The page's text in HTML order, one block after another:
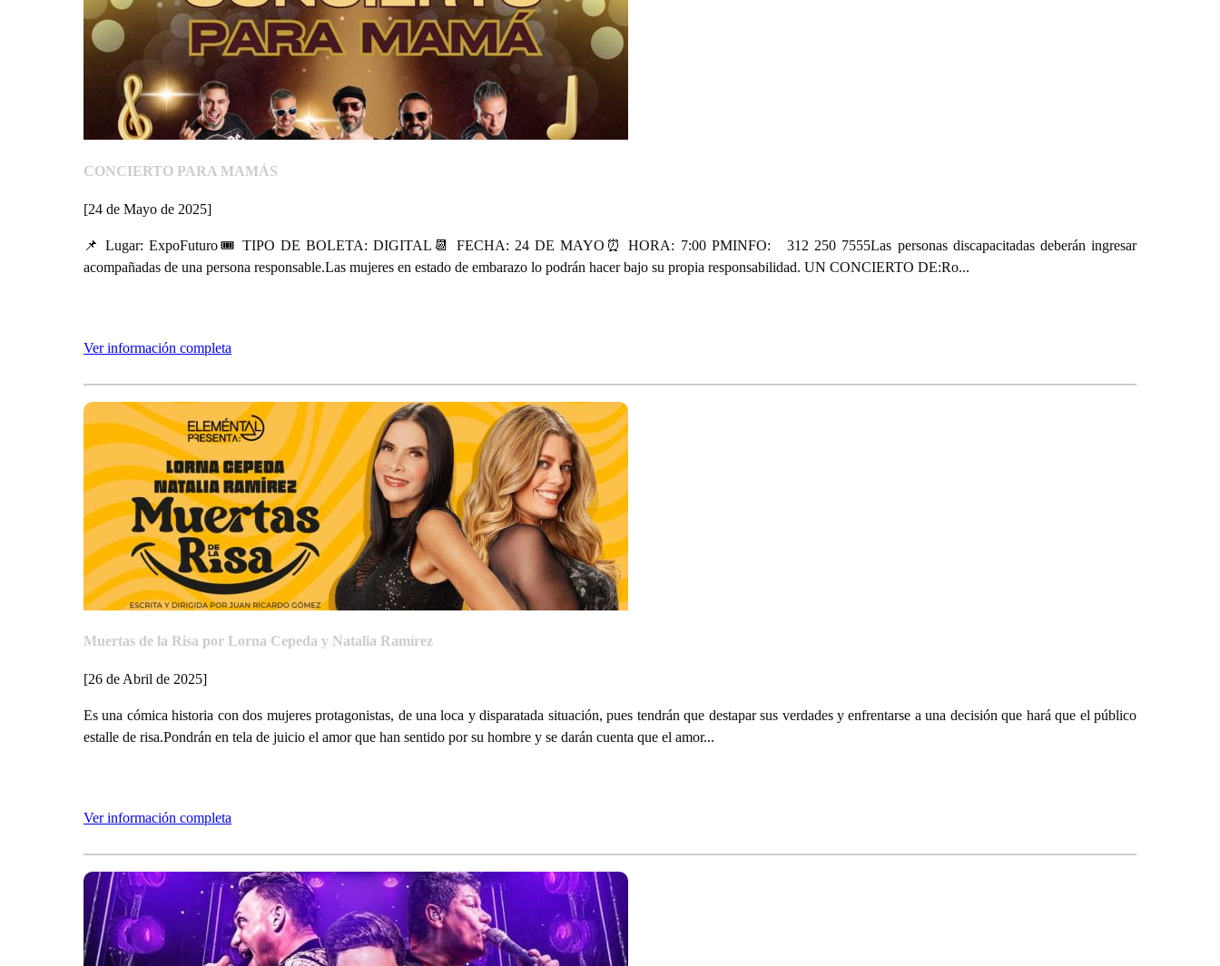
CONCIERTO PARA MAMÁS
[24 de Mayo de 2025]
📌 Lugar: ExpoFuturo🎟 TIPO DE BOLETA: DIGITAL📆 FECHA: 24 DE MAYO⏰ HORA: 7:00 PMINFO: 312 250 7555Las personas discapacitadas deberán ingresar
acompañadas de una persona responsable.Las mujeres en estado de embarazo lo podrán hacer bajo su propia responsabilidad. UN CONCIERTO DE:Ro...
Ver información completa
Muertas de la Risa por Lorna Cepeda y Natalia Ramírez
[26 de Abril de 2025]
Es una cómica historia con dos mujeres protagonistas, de una loca y disparatada situación, pues tendrán que destapar sus verdades y enfrentarse a una decisión que hará que el público
estalle de risa.Pondrán en tela de juicio el amor que han sentido por su hombre y se darán cuenta que el amor...
Ver información completa